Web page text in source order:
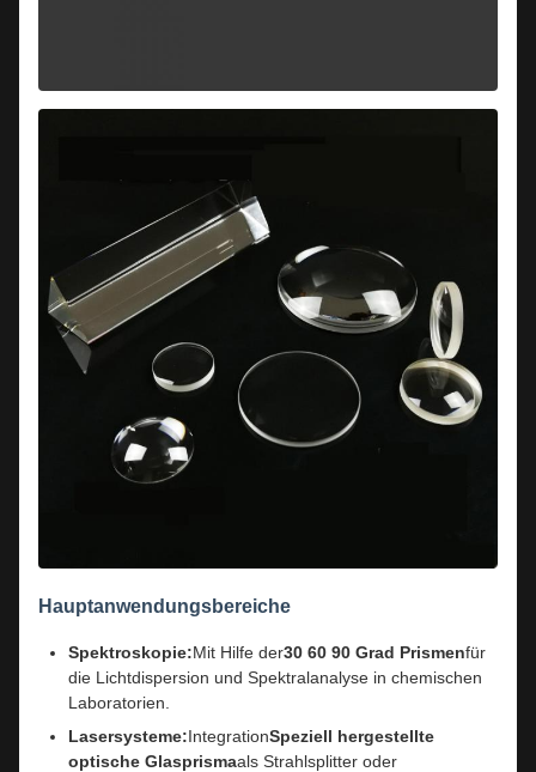
Hauptanwendungsbereiche
Spektroskopie:Mit Hilfe der30 60 90 Grad Prismenfür
die Lichtdispersion und Spektralanalyse in chemischen
Laboratorien.
Lasersysteme:IntegrationSpeziell hergestellte
optische Glasprismaals Strahlsplitter oder